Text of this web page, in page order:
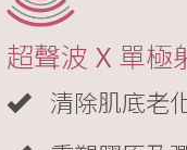
超聲波 X 單極
清除肌底老